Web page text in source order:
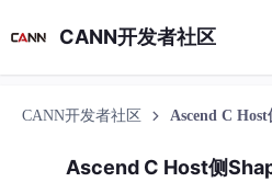
CANN开发者社区
CANN开发者社区 Ascend C
Ascend C Host侧